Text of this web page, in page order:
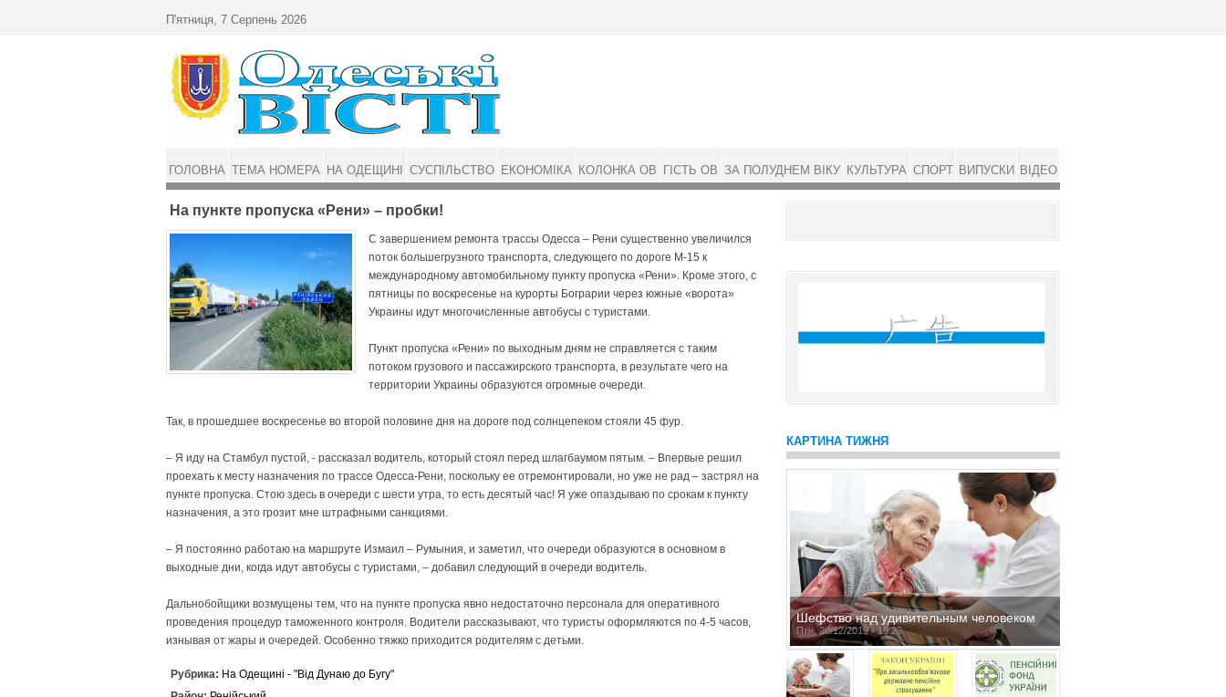
На пункте пропуска «Рени» – пробки!
С завершением ремонта трассы Одесса – Рени существенно увеличился
поток большегрузного транспорта, следующего по дороге М-15 к
международному автомобильному пункту пропуска «Рени». Кроме этого, с
пятницы по воскресенье на курорты Бограрии через южные «ворота»
Украины идут многочисленные автобусы с туристами.
Пункт пропуска «Рени» по выходным дням не справляется с таким
потоком грузового и пассажирского транспорта, в результате чего на
территории Украины образуются огромные очереди.
Так, в прошедшее воскресенье во второй половине дня на дороге под солнцепеком стояли 45 фур.
– Я иду на Стамбул пустой, - рассказал водитель, который стоял перед шлагбаумом пятым. – Впервые решил
проехать к месту назначения по трассе Одесса-Рени, поскольку ее отремонтировали, но уже не рад – застрял на
пункте пропуска. Стою здесь в очереди с шести утра, то есть десятый час! Я уже опаздываю по срокам к пункту
назначения, а это грозит мне штрафными санкциями.
– Я постоянно работаю на маршруте Измаил – Румыния, и заметил, что очереди образуются в основном в
выходные дни, когда идут автобусы с туристами, – добавил следующий в очереди водитель.
Дальнобойщики возмущены тем, что на пункте пропуска явно недостаточно персонала для оперативного
проведения процедур таможенного контроля. Водители рассказывают, что туристы оформляются по 4-5 часов,
изнывая от жары и очередей. Особенно тяжко приходится родителям с детьми.
Рубрика: На Одещині - "Від Дунаю до Бугу"
КАРТИНА ТИЖНЯ
Шефство над удивительным человеком
Птн, 20/12/2019 - 16:29
П'ятниця, 7 Серпень 2026
ГОЛОВНА ТЕМА НОМЕРА НА ОДЕЩИНІ СУСПІЛЬСТВО ЕКОНОМІКА КОЛОНКА ОВ ГІСТЬ ОВ ЗА ПОЛУДНЕМ ВІКУ КУЛЬТУРА СПОРТ ВИПУСКИ ВІДЕО